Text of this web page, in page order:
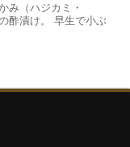
み（ハジカミ・
酢漬け。 早生で小ぶ